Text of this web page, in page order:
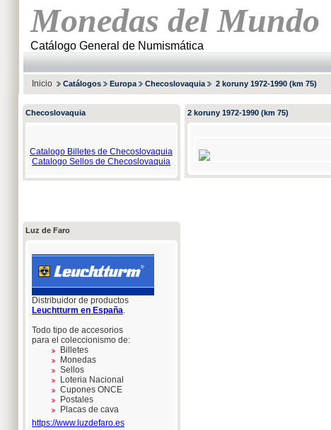
Monedas del Mundo
Catálogo General de Numismática
Inicio Catálogos Europa Checoslovaquia 2 koruny 1972-1990 (km 75)
Checoslovaquia
Catalogo Billetes de Checoslovaquia
Catalogo Sellos de Checoslovaquia
Luz de Faro
Distribuidor de productos
Leuchtturm en España.
Todo tipo de accesorios
para el coleccionismo de:
Billetes
Monedas
Sellos
Loteria Nacional
Cupones ONCE
Postales
Placas de cava
https://www.luzdefaro.es
2 koruny 1972-1990 (km 75)